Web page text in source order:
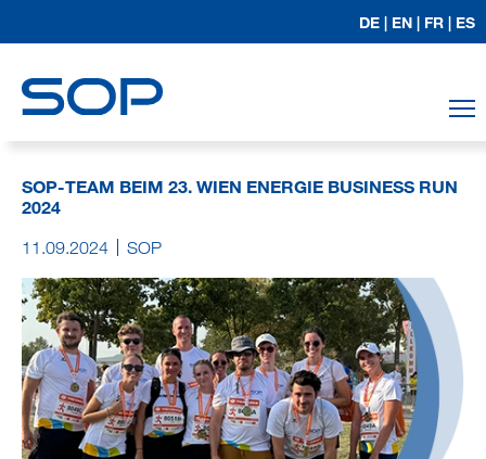
DE | EN | FR | ES
SOP-TEAM BEIM 23. WIEN ENERGIE BUSINESS RUN
2024
11.09.2024 SOP